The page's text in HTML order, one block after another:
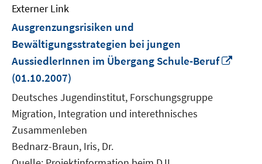
Externer Link
Ausgrenzungsrisiken und
Bewältigungsstrategien bei jungen
AussiedlerInnen im Übergang Schule-Beruf
(01.10.2007)
Deutsches Jugendinstitut, Forschungsgruppe
Migration, Integration und interethnisches
Zusammenleben
Bednarz-Braun, Iris, Dr.